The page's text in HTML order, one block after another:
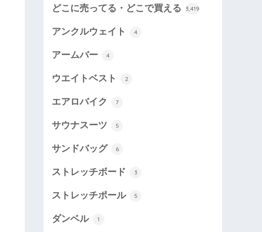
どこに売ってる・どこで買える 3,419
アンクルウェイト 4
アームバー 4
ウエイトベスト 2
エアロバイク 7
サウナスーツ 5
サンドバッグ 6
ストレッチボード 3
ストレッチポール 5
ダンベル 1